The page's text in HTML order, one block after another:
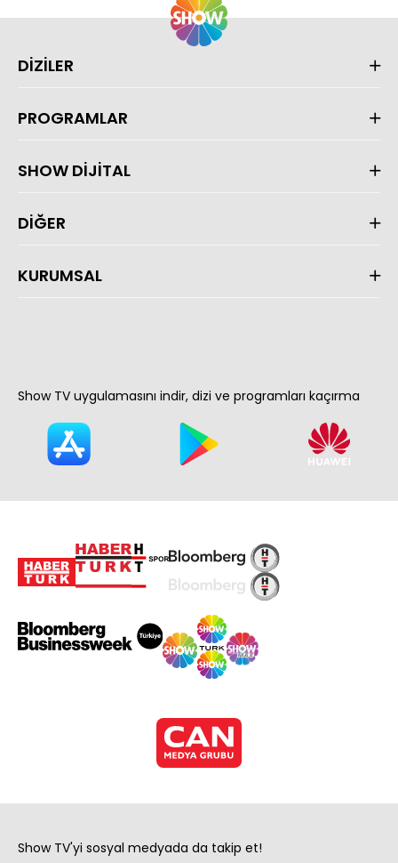
DİZİLER
PROGRAMLAR
SHOW DİJİTAL
DİĞER
KURUMSAL
Show TV uygulamasını indir, dizi ve programları kaçırma
Show TV'yi sosyal medyada da takip et!